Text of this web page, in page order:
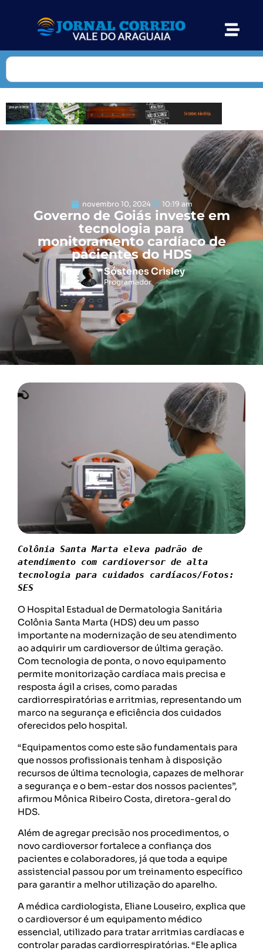
novembro 10, 2024 10:19 am
Governo de Goiás investe em
tecnologia para
monitoramento cardíaco de
pacientes do HDS
Sóstenes Crisley
Programador
Colônia Santa Marta eleva padrão de
atendimento com cardioversor de alta
tecnologia para cuidados cardíacos/Fotos:
SES
O Hospital Estadual de Dermatologia Sanitária
Colônia Santa Marta (HDS) deu um passo
importante na modernização de seu atendimento
ao adquirir um cardioversor de última geração.
Com tecnologia de ponta, o novo equipamento
permite monitorização cardíaca mais precisa e
resposta ágil a crises, como paradas
cardiorrespiratórias e arritmias, representando um
marco na segurança e eficiência dos cuidados
oferecidos pelo hospital.
“Equipamentos como este são fundamentais para
que nossos profissionais tenham à disposição
recursos de última tecnologia, capazes de melhorar
a segurança e o bem-estar dos nossos pacientes”,
afirmou Mônica Ribeiro Costa, diretora-geral do
HDS.
Além de agregar precisão nos procedimentos, o
novo cardioversor fortalece a confiança dos
pacientes e colaboradores, já que toda a equipe
assistencial passou por um treinamento específico
para garantir a melhor utilização do aparelho.
A médica cardiologista, Eliane Louseiro, explica que
o cardioversor é um equipamento médico
essencial, utilizado para tratar arritmias cardíacas e
controlar paradas cardiorrespiratórias. “Ele aplica